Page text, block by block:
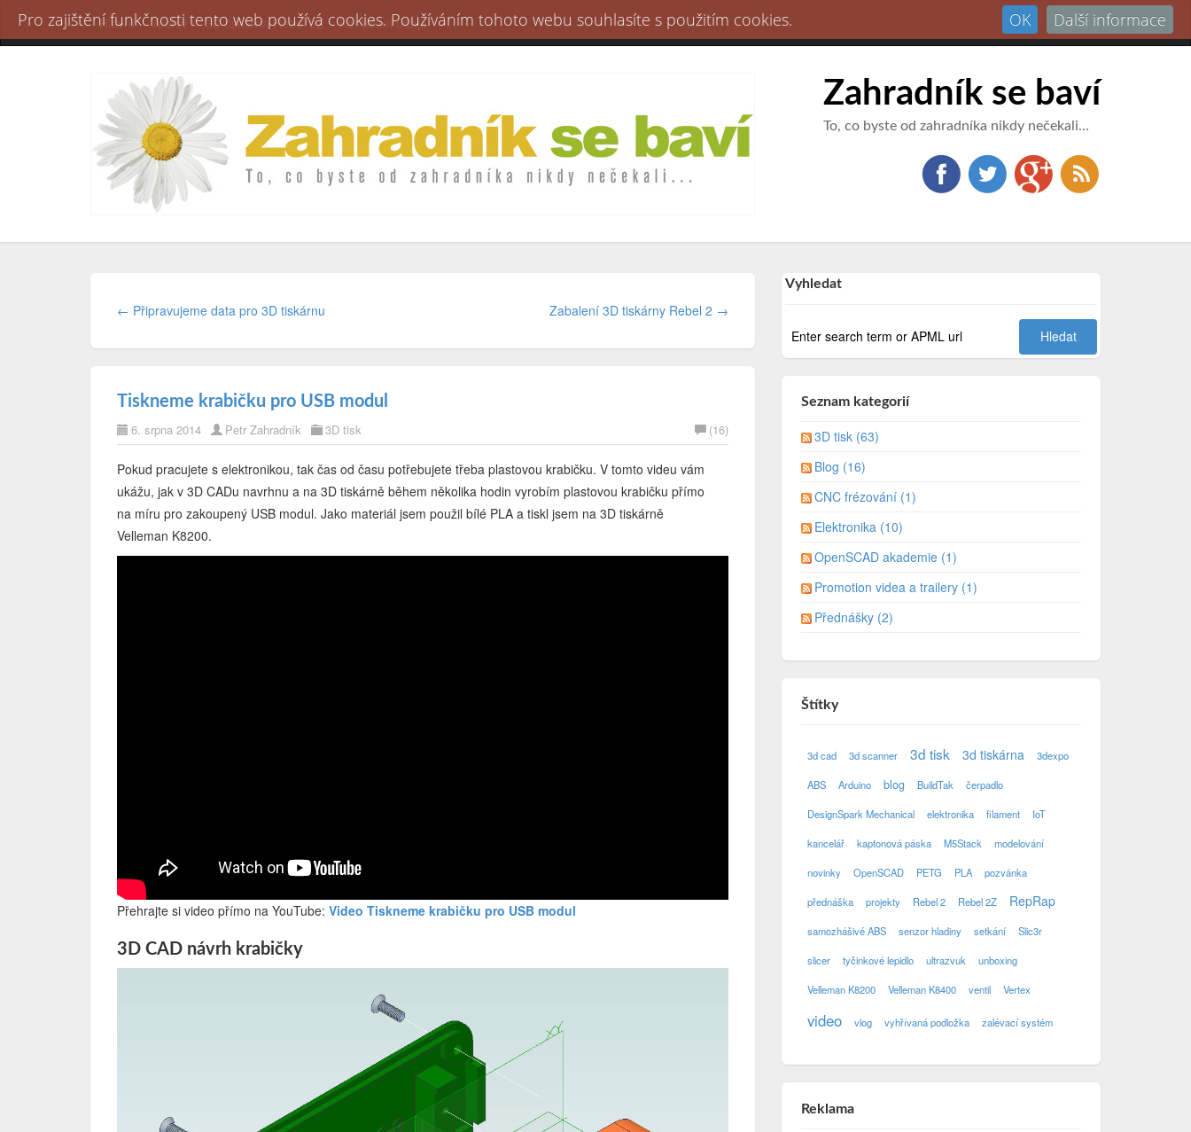
Hlavní Archív 3D tiskárna Rebel 2Z Kontaktní údaje Přihlásit
Zahradník se baví
To, co byste od zahradníka nikdy nečekali...
← Připravujeme data pro 3D tiskárnu Zabalení 3D tiskárny Rebel 2 →
Tiskneme krabičku pro USB modul
6. srpna 2014 Petr Zahradník 3D tisk (16)
Pokud pracujete s elektronikou, tak čas od času potřebujete třeba plastovou krabičku. V tomto videu vám
ukážu, jak v 3D CADu navrhnu a na 3D tiskárně během několika hodin vyrobím plastovou krabičku přímo
na míru pro zakoupený USB modul. Jako materiál jsem použil bílé PLA a tiskl jsem na 3D tiskárně
Velleman K8200.
Přehrajte si video přímo na YouTube: Video Tiskneme krabičku pro USB modul
3D CAD návrh krabičky
Vyhledat
Seznam kategorií
3D tisk (63)
Blog (16)
CNC frézování (1)
Elektronika (10)
OpenSCAD akademie (1)
Promotion videa a trailery (1)
Přednášky (2)
Štítky
3d cad 3d scanner 3d tisk 3d tiskárna 3dexpo
ABS Arduino blog BuildTak čerpadlo
DesignSpark Mechanical elektronika filament IoT
kancelář kaptonová páska M5Stack modelování
novinky OpenSCAD PETG PLA pozvánka
přednáška projekty Rebel 2 Rebel 2Z RepRap
samozhášivé ABS senzor hladiny setkání Slic3r
slicer tyčinkové lepidlo ultrazvuk unboxing
Velleman K8200 Velleman K8400 ventil Vertex
video vlog vyhřívaná podložka zalévací systém
Reklama
Pro zajištění funkčnosti tento web používá cookies. Používáním tohoto webu souhlasíte s použitím cookies. OK Další informace